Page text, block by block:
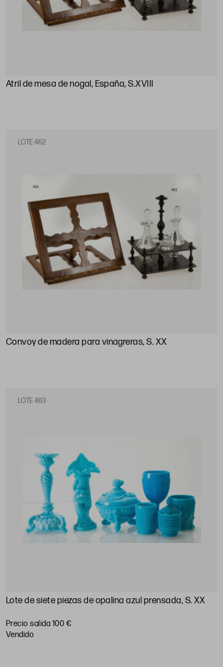
Atril de mesa de nogal, España, S.XVIII
LOTE 462
Convoy de madera para vinagreras, S. XX
LOTE 463
Lote de siete piezas de opalina azul prensada, S. XX
Precio salida 100 €
vendido